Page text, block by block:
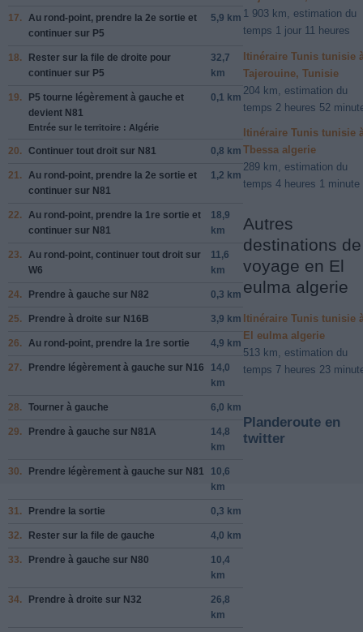
17. Au rond-point, prendre la 2e sortie et
continuer sur P5
5,9 km
18. Rester sur la file de droite pour
continuer sur P5
32,7
km
19. P5 tourne légèrement à gauche et
devient N81
Entrée sur le territoire : Algérie
0,1 km
20. Continuer tout droit sur N81 0,8 km
21. Au rond-point, prendre la 2e sortie et
continuer sur N81
1,2 km
22. Au rond-point, prendre la 1re sortie et
continuer sur N81
18,9
km
23.
Au rond-point, continuer tout droit sur
W6
11,6
km
24. Prendre à gauche sur N82 0,3 km
25. Prendre à droite sur N16B 3,9 km
26. Au rond-point, prendre la 1re sortie 4,9 km
27. Prendre légèrement à gauche sur N16
14,0
km
28. Tourner à gauche 6,0 km
29. Prendre à gauche sur N81A
14,8
km
30. Prendre légèrement à gauche sur N81
10,6
km
31. Prendre la sortie 0,3 km
32. Rester sur la file de gauche 4,0 km
33. Prendre à gauche sur N80
10,4
km
34. Prendre à droite sur N32
26,8
km
1 903 km, estimation du
temps 1 jour 11 heures
Itinéraire Tunis tunisie
Tajerouine, Tunisie
204 km, estimation du
temps 2 heures 52
Itinéraire Tunis tunisie
Tbessa algerie
289 km, estimation du
temps 4 heures 1 minute
Autres
destinations de
voyage en El
eulma algerie
Itinéraire Tunis tunisie
El eulma algerie
513 km, estimation du
temps 7 heures 23
Planderoute en
twitter